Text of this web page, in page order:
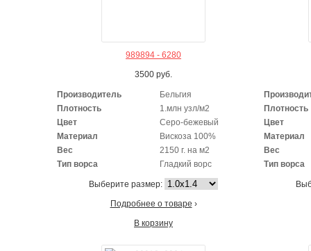
989894 - 6280
3500 руб.
Производитель
Бельгия
Плотность
1.млн узл/м2
Цвет
Серо-бежевый
Материал
Вискоза 100%
Вес
2150 г. на м2
Тип ворса
Гладкий ворс
Выберите размер:
Подробнее о товаре ›
В корзину
Плотность
Цвет
Материал
Вес
Тип ворса